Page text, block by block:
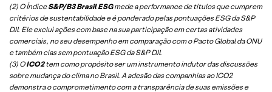
(2) O ÍndiceS&P/B3 Brasil ESGmede a performance de títulos que cumprem
critérios de sustentabilidade e é ponderado pelas pontuações ESG da S&P
DJI. Ele exclui ações com base na sua participação em certas atividades
comerciais, no seu desempenho em comparação com o Pacto Global da ONU
e também cias sem pontuação ESG da S&P DJI.
(3) OICO2tem como propósito ser um instrumento indutor das discussões
sobre mudança do clima no Brasil. A adesão das companhias ao ICO2
demonstra o comprometimento com a transparência de suas emissões e